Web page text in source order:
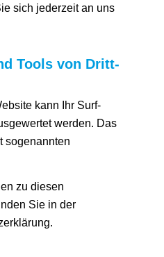
sich jederzeit an uns
Tools von Dritt­
kann Ihr Surf-
werden. Das
sogenannten
zu diesen
Sie in der